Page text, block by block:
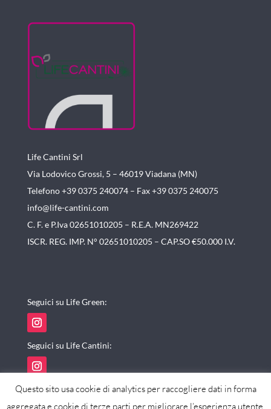
Life Cantini Srl
Via Lodovico Grossi, 5 – 46019Viadana (MN)
Telefono +39 0375 240074 – Fax +39 0375 240075
info@life-cantini.com
C. F. e P.Iva 02651010205 – R.E.A. MN269422
ISCR. REG. IMP. N° 02651010205 – CAP.SO €50.000 I.V.
Seguici su Life Green:
Seguici su Life Cantini:
Questo sito usa cookie di analytics per raccogliere dati in forma
aggregata e cookie di terze parti per migliorare l’esperienza utente.